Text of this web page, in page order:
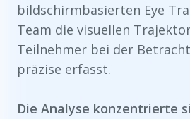
bildschirmbasierten Eye
Team die visuellen
Teilnehmer bei der
präzise erfasst.
Die Analyse konzentrierte